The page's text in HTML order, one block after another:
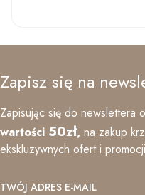
Zapisz się na
Zapisując się do newslettera
wartości 50zł, na zakup
ekskluzywnych ofert i
TWÓJ ADRES E-MAIL